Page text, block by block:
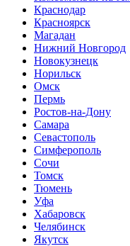
Краснодар
Красноярск
Магадан
Нижний Новгород
Новокузнецк
Норильск
Омск
Пермь
Ростов-на-Дону
Самара
Севастополь
Симферополь
Сочи
Томск
Тюмень
Уфа
Хабаровск
Челябинск
Якутск